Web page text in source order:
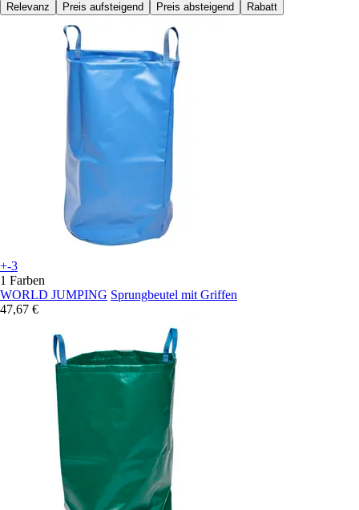
Relevanz
Preis aufsteigend Preis absteigend Rabatt
+-3
1 Farben
WORLD JUMPING Sprungbeutel mit Griffen
47,67 €